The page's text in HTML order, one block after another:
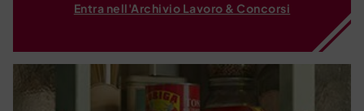
Entra nell'Archivio Lavoro & Concorsi